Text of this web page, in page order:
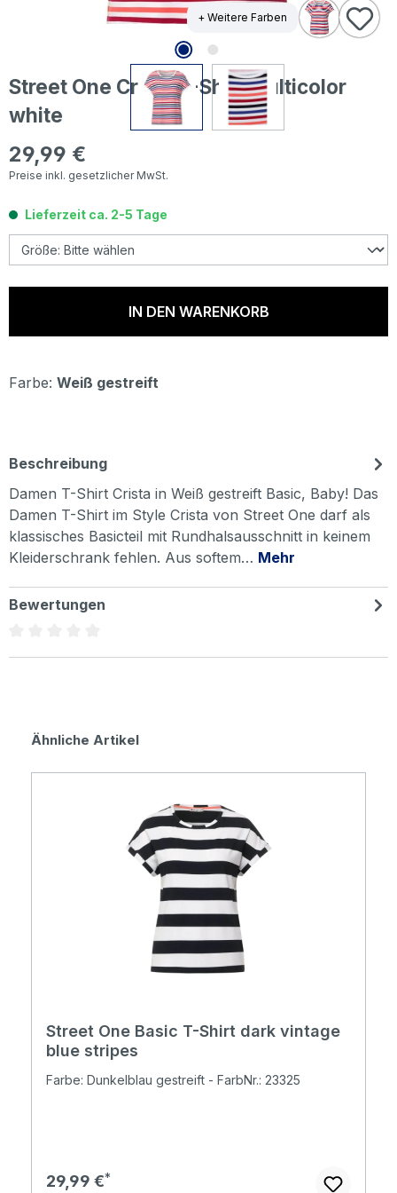
+ Weitere Farben
Street One Crista T-Shirt multicolor
white
Regulärer Preis:
29,99 €
Preise inkl. gesetzlicher MwSt.
Lieferzeit ca. 2-5 Tage
IN DEN WARENKORB
Farbe: Weiß gestreift
Beschreibung
Damen T-Shirt Crista in Weiß gestreift Basic, Baby! Das
Damen T-Shirt im Style Crista von Street One darf als
klassisches Basicteil mit Rundhalsausschnitt in keinem
Kleiderschrank fehlen. Aus softem… Mehr
Bewertungen
Produktgalerie überspringen
Ähnliche Artikel
Street One Basic T-Shirt dark vintage
blue stripes
Farbe: Dunkelblau gestreift - FarbNr.: 23325
Regulärer Preis:
29,99 €